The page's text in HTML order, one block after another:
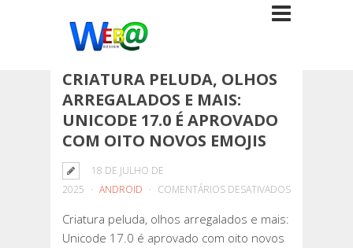
CRIATURA PELUDA, OLHOS
ARREGALADOS E MAIS:
UNICODE 17.0 É APROVADO
COM OITO NOVOS EMOJIS
18 DE JULHO DE
2025
ANDROID COMENTÁRIOS DESATIVADOSEM
Criatura peluda, olhos arregalados e mais:
Unicode 17.0 é aprovado com oito novos